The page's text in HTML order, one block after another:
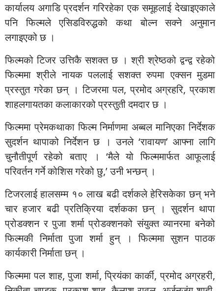
कार्यालय अगाडि प्रदर्शन गरिरहेका एक समूहलाई देखाइएकाले
पनि फिल्मले एसिडविरुद्धको कथा बोल्न सक्ने अनुमान
लगाइएको छ ।
फिल्मको टिजर उत्तिकै सशक्त छ । श्री श्रेष्ठको द्वन्द्व रहेको
फिल्ममा श्रीले नायक पललाई सशक्त रुपमा एक्सन मुडमा
प्रस्तुत गरेका छन् । टिजरमा पल, प्रमोद अग्रहरि, प्रकाश
शाहलगायतका कलाकारको प्रस्तुती दमदार छ ।
फिल्ममा प्रेमकथाका फिल्म निर्माणमा अब्बल मानिएका निर्देशक
सुदर्शन थापाको निर्देशन छ । उनले ‘रावायण’ आफ्ना लागि
चुनौतीपूर्ण रहेको बताए । ‘मैले यो फिल्ममार्फत आफूलाई
परिवर्तन गर्ने कोशिस गरेको छु,’ उनी भन्छन् ।
टिजरलाई हालसम्म १० लाख बढी दर्शकले हेरिसकेका छन् भने
चार हजार बढी प्रतिक्रिया दर्शकका छन् । सुदर्शन थापा
प्रोडक्शन र पुजा शर्मा प्रोडक्शनको संयुक्त व्यानरमा बनेको
फिल्मकी निर्माता पुजा शर्मा हुन् । फिल्ममा सुशन पाठक
कार्यकारी निर्माता छन् ।
फिल्ममा पल शाह, पुजा शर्मा, प्रियंका कार्की, प्रमोद अग्रहरी,